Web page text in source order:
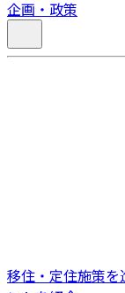
企画・政策
移住・定住施策